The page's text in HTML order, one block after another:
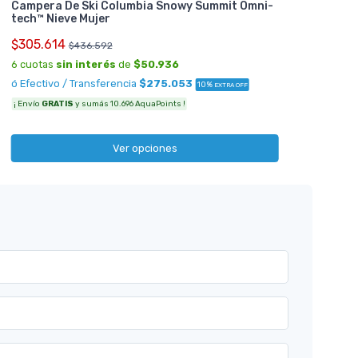
Campera De Ski Columbia Snowy Summit Omni-
tech™ Nieve Mujer
$305.614 $436.592
6 cuotas sin interés de $50.936
ó Efectivo / Transferencia $275.053 10% EXTRA OFF
¡ Envío GRATIS y sumás 10.696 AquaPoints !
Ver opciones